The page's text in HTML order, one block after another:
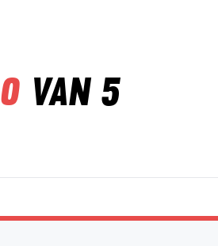
0van 5